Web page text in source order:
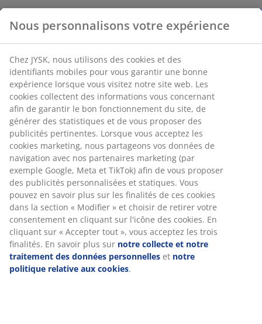
Nous personnalisons votre expérience
Chez JYSK, nous utilisons des cookies et des
identifiants mobiles pour vous garantir une bonne
expérience lorsque vous visitez notre site web. Les
cookies collectent des informations vous concernant
afin de garantir le bon fonctionnement du site, de
générer des statistiques et de vous proposer des
publicités pertinentes. Lorsque vous acceptez les
cookies marketing, nous partageons vos données de
navigation avec nos partenaires marketing (par
exemple Google, Meta et TikTok) afin de vous proposer
des publicités personnalisées et statiques. Vous
pouvez en savoir plus sur les finalités de ces cookies
dans la section « Modifier » et choisir de retirer votre
consentement en cliquant sur l'icône des cookies. En
cliquant sur « Accepter tout », vous acceptez les trois
finalités. En savoir plus sur notre collecte et notre
traitement des données personnelles et notre
politique relative aux cookies.